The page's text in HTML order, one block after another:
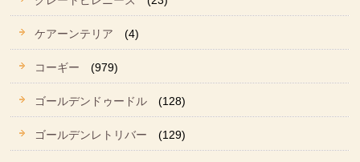
ケアーンテリア (4)
コーギー (979)
ゴールデンドゥードル (128)
ゴールデンレトリバー (129)